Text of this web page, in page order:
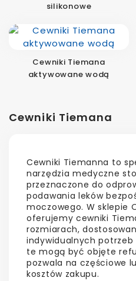
silikonowe
Cewniki Tiemana
aktywowane wodą
Cewniki Tiemana
Cewniki Tiemanna to
narzędzia medyczne
przeznaczone do
podawania leków
moczowego. W sklepie
oferujemy cewniki
rozmiarach,
indywidualnych potrzeb
te mogą być objęte
pozwala na częściowe
kosztów zakupu.